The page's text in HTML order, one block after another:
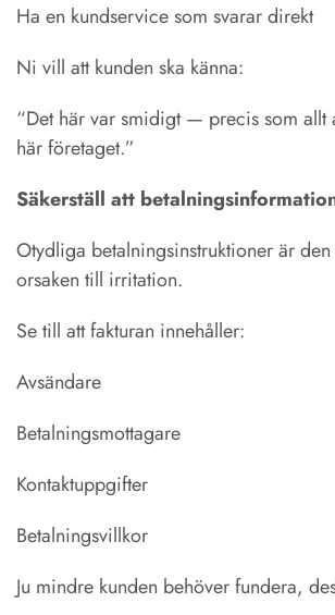
Ha en kundservice som svarar direkt
Ni vill att kunden ska känna:
“Det här var smidigt — precis som allt
här företaget.”
Säkerställ att
Otydliga betalningsinstruktioner är
orsaken till irritation.
Se till att fakturan innehåller:
Avsändare
Betalningsmottagare
Kontaktuppgifter
Betalningsvillkor
Ju mindre kunden behöver fundera,